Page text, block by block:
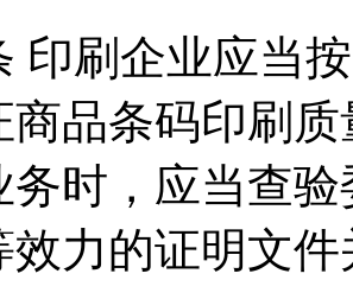
印刷企业应当
商品条码印刷
务时，应当查
效力的证明文